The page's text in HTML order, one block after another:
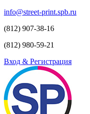
info@street-print.spb.ru
(812) 907-38-16
(812) 980-59-21
Вход & Регистрация